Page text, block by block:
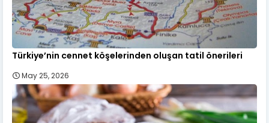
Türkiye’nin cennet köşelerinden oluşan tatil önerileri
May 25, 2026